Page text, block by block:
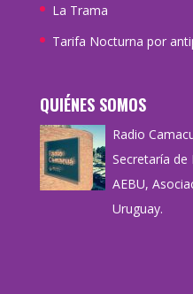
La Trama
Tarifa Nocturna por
QUIÉNES SOMOS
Radio
Secretaría de
AEBU,
Uruguay.